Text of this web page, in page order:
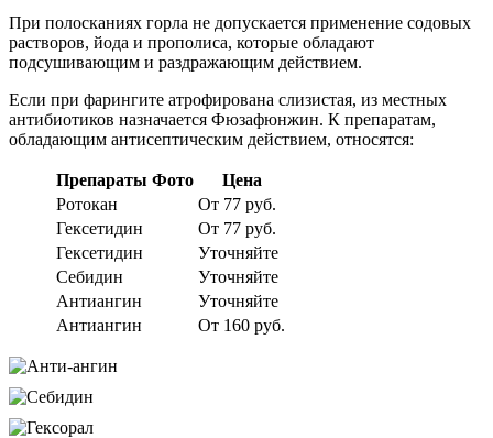
При полосканиях горла не допускается применение содовых
растворов, йода и прополиса, которые обладают
подсушивающим и раздражающим действием.
Если при фарингите атрофирована слизистая, из местных
антибиотиков назначается Фюзафюнжин. К препаратам,
обладающим антисептическим действием, относятся:
Препараты Фото
Цена
Ротокан
От 77 руб.
Гексетидин
От 77 руб.
Гексетидин
Уточняйте
Себидин
Уточняйте
Антиангин
Уточняйте
Антиангин
От 160 руб.